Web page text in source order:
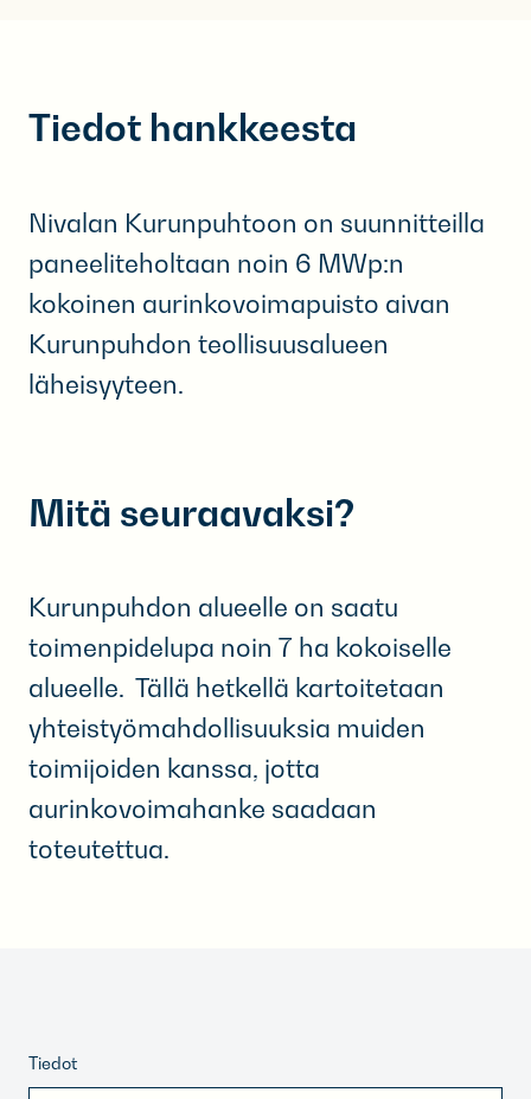
Tiedot hankkeesta
Nivalan Kurunpuhtoon on suunnitteilla
paneeliteholtaan noin 6 MWp:n
kokoinen aurinkovoimapuisto aivan
Kurunpuhdon teollisuusalueen
läheisyyteen.
Mitä seuraavaksi?
Kurunpuhdon alueelle on saatu
toimenpidelupa noin 7 ha kokoiselle
alueelle. Tällä hetkellä kartoitetaan
yhteistyömahdollisuuksia muiden
toimijoiden kanssa, jotta
aurinkovoimahanke saadaan
toteutettua.
Tiedot